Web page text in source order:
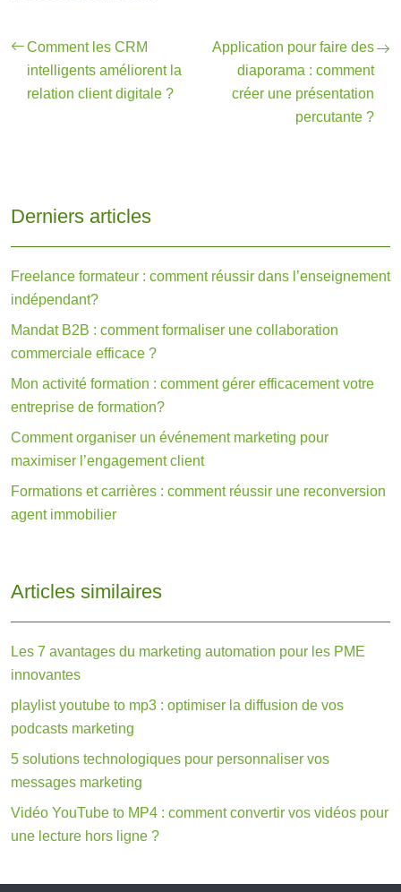
Comment les CRM
intelligents améliorent la
relation client digitale ?
Application pour faire des
diaporama : comment
créer une présentation
percutante ?
Derniers articles
Freelance formateur : comment réussir dans l’enseignement
indépendant?
Mandat B2B : comment formaliser une collaboration
commerciale efficace ?
Mon activité formation : comment gérer efficacement votre
entreprise de formation?
Comment organiser un événement marketing pour
maximiser l’engagement client
Formations et carrières : comment réussir une reconversion
agent immobilier
Articles similaires
Les 7 avantages du marketing automation pour les PME
innovantes
playlist youtube to mp3 : optimiser la diffusion de vos
podcasts marketing
5 solutions technologiques pour personnaliser vos
messages marketing
Vidéo YouTube to MP4 : comment convertir vos vidéos pour
une lecture hors ligne ?